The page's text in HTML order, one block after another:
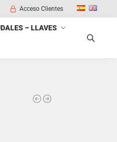
Acceso Clientes
– LLAVES